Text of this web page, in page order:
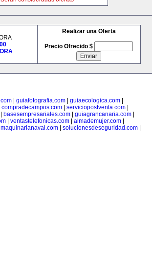
Realizar una Oferta
Precio Ofrecido $
guiafotografia.com guiaecologica.com
compradecampos.com| serviciopostventa.com|
basesempresariales.com| guiagrancanaria.com|
| ventastelefonicas.com| almademujer.com|
maquinarianaval.com| solucionesdeseguridad.com|